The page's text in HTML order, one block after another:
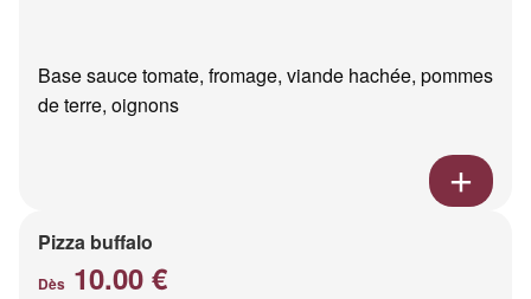
Base sauce tomate, fromage, viande hachée, pommes
de terre, oignons
Pizza buffalo
Dès 10.00 €